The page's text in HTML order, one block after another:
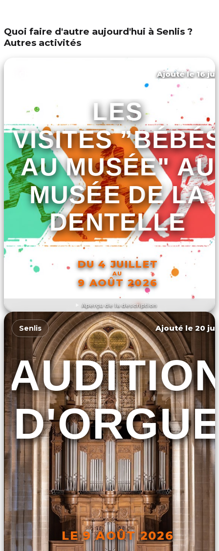
Quoi faire d'autre aujourd'hui à Senlis ?
Autres activités
Aperçu de la description
Ajouté le 16
LES
VISITES
AU MUSÉE" AU
MUSÉE DE LA
DENTELLE
DU 4 JUILLET
AU
9 AOÛT 2026
DÉCOUVRIR L'ÉVÉNEMENT
Senlis Ajouté le 20
LE 9 AOÛT 2026